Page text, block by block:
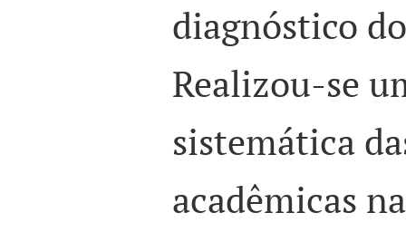
diagnóstico
Realizou-se
sistemática
acadêmicas